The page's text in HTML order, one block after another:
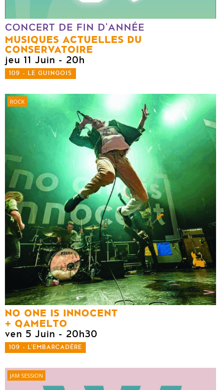
CONCERT DE FIN D'ANNÉE
MUSIQUES ACTUELLES DU
CONSERVATOIRE
jeu 11 Juin - 20h
109 - LE GUINGOIS
ROCK
NO ONE IS INNOCENT
QAMELTO
ven 5 Juin - 20h30
109 - L'EMBARCADÈRE
JAM SESSION